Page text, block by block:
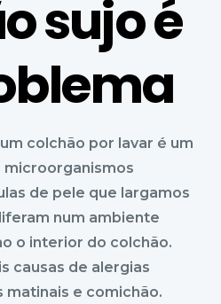
sujo é
colchão por lavar é um
microorganismos
de pele que largamos
num ambiente
o interior do colchão.
causas de alergias
e comichão.